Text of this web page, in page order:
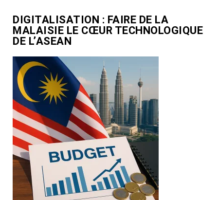
DIGITALISATION : FAIRE DE LA
MALAISIE LE CŒUR TECHNOLOGIQUE
DE L’ASEAN